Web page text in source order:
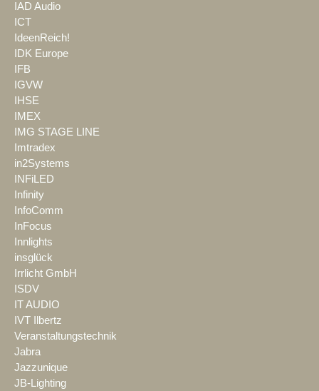
IAD Audio
ICT
IdeenReich!
IDK Europe
IFB
IGVW
IHSE
IMEX
IMG STAGE LINE
Imtradex
in2Systems
INFiLED
Infinity
InfoComm
InFocus
Innlights
insglück
Irrlicht GmbH
ISDV
IT AUDIO
IVT Ilbertz
Veranstaltungstechnik
Jabra
Jazzunique
JB-Lighting